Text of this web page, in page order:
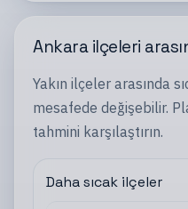
Ankara ilçeleri
Yakın ilçeler arasında
mesafede değişebilir.
tahmini karşılaştırın.
Daha sıcak ilçeler